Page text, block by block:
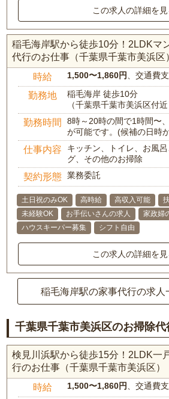
この求人の詳細を見
稲毛海岸駅から徒歩10分！2LDKマ
代行のお仕事（千葉県千葉市美浜区
時給 1,500〜1,860円、交通費
勤務地
稲毛海岸 徒歩10分
（千葉県千葉市美浜区付近
勤務時間
8時～20時の間で1時間〜
が可能です。(候補の日時
仕事内容
キッチン、トイレ、お風
グ、その他のお掃除
契約形態 業務委託
土日祝のみOK 高時給 高収入可能
未経験OK
お手伝いさんの求人
家政婦
ハウスキーパー募集
シフト自由
この求人の詳細を見
稲毛海岸駅の家事代行の求人
千葉県千葉市美浜区のお掃除
検見川浜駅から徒歩15分！2LDK一
行のお仕事（千葉県千葉市美浜区）
時給 1,500〜1,860円 、交通費